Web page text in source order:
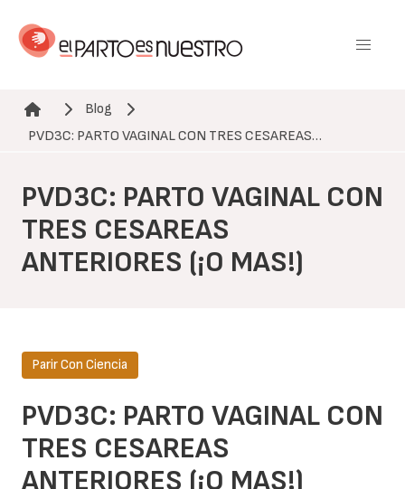
contenido
Ruta de navegación
Blog
PVD3C: PARTO VAGINAL CON TRES CESAREAS…
PVD3C: PARTO VAGINAL CON
TRES CESAREAS
ANTERIORES (¡O MAS!)
PVD3C: PARTO VAGINAL CON
TRES CESAREAS
ANTERIORES (¡O MAS!)
Parir Con Ciencia